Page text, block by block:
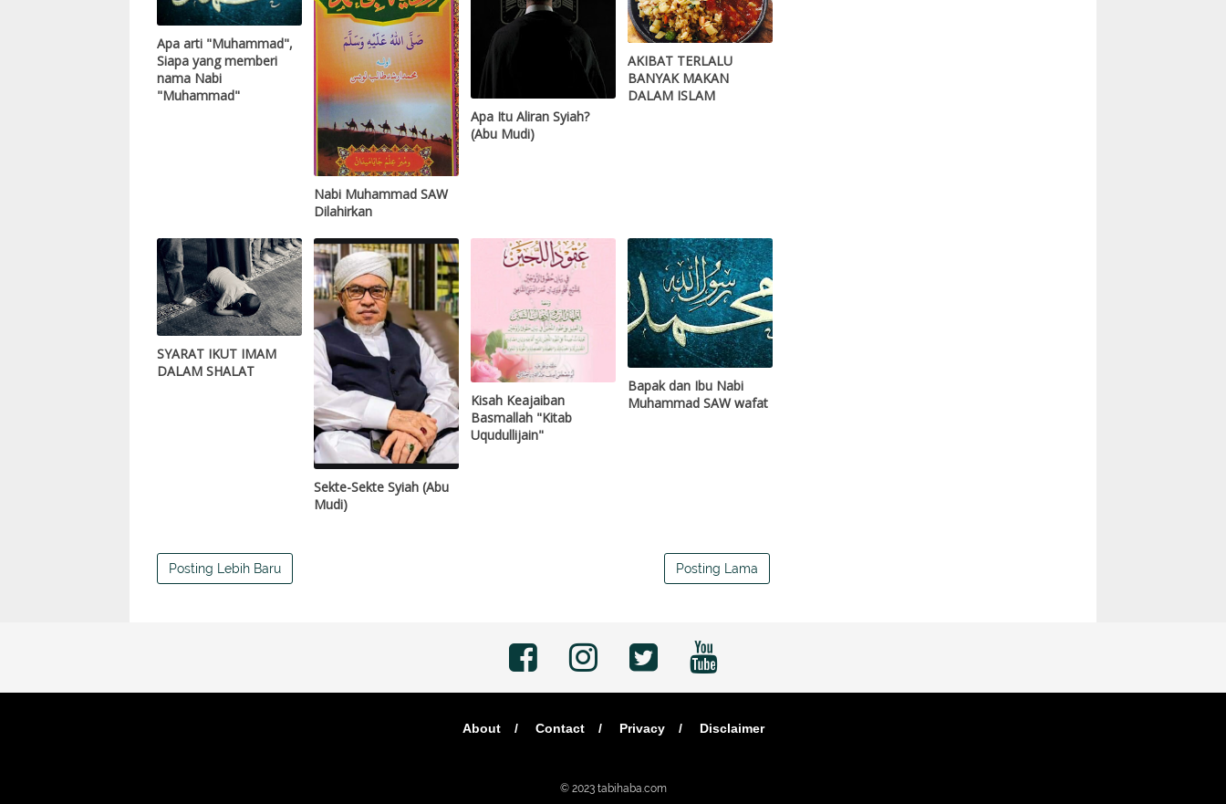
Apa arti "Muhammad",
Siapa yang memberi
nama Nabi
"Muhammad"
Nabi Muhammad SAW
Dilahirkan
Apa Itu Aliran Syiah?
(Abu Mudi)
AKIBAT TERLALU
BANYAK MAKAN
DALAM ISLAM
SYARAT IKUT IMAM
DALAM SHALAT
Sekte-Sekte Syiah (Abu
Mudi)
Kisah Keajaiban
Basmallah "Kitab
Uqudullijain"
Bapak dan Ibu Nabi
Muhammad SAW wafat
Posting Lebih Baru Posting Lama
About Contact Privacy Disclaimer
© 2023 tabihaba.com